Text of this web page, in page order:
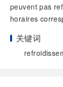
peuvent pas
horaires
关键词